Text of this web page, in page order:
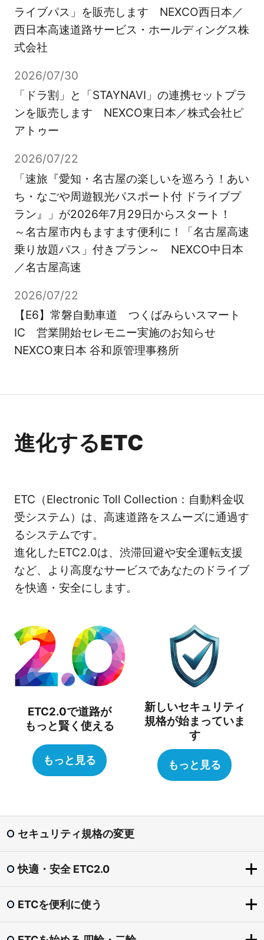
ライブパス」を販売します NEXCO西日本／
西日本高速道路サービス・ホールディングス株
式会社
2026/07/30
「ドラ割」と「STAYNAVI」の連携セットプラ
ンを販売します NEXCO東日本／株式会社ピ
アトゥー
2026/07/22
「速旅『愛知・名古屋の楽しいを巡ろう！あい
ち・なごや周遊観光パスポート付 ドライブプ
ラン』」が2026年7月29日からスタート！
～名古屋市内もますます便利に！「名古屋高速
乗り放題パス」付きプラン～ NEXCO中日本
／名古屋高速
2026/07/22
【E6】常磐自動車道 つくばみらいスマート
IC 営業開始セレモニー実施のお知らせ
NEXCO東日本 谷和原管理事務所
進化するETC
ETC（Electronic Toll Collection：自動料金収
受システム）は、高速道路をスムーズに通過す
るシステムです。
進化したETC2.0は、渋滞回避や安全運転支援
など、より高度なサービスであなたのドライブ
を快適・安全にします。
ETC2.0で道路が
もっと賢く使える
もっと見る
新しいセキュリティ
規格が始まっていま
す
もっと見る
セキュリティ規格の変更
快適・安全 ETC2.0
快適・安全 ETC2.0
ETCを便利に使う